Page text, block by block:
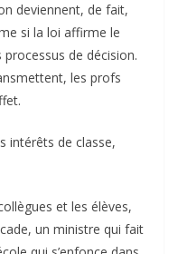
deviennent, de fait,
si la loi affirme le
de décision.
les profs
intérêts de classe,
et les élèves,
un ministre qui fait